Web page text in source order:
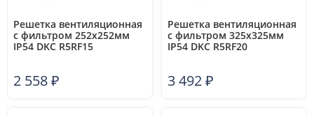
Решетка вентиляционная
с фильтром 252х252мм
IP54 DKC R5RF15
2 558₽
Решетка вентиляционная
с фильтром 325х325мм
IP54 DKC R5RF20
3 492₽